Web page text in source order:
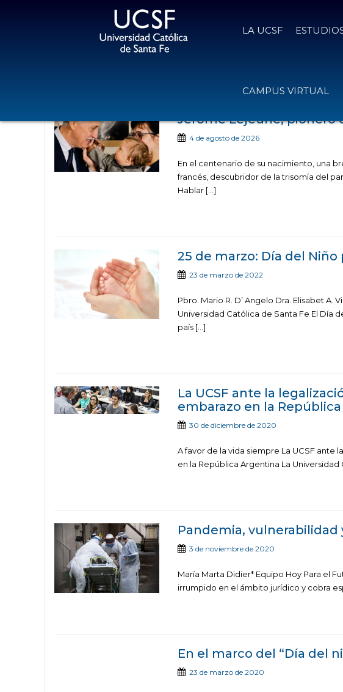
LA UCSF
CAMPUS VIRTUAL
Jérôme Lejeune, pionero
4 de agosto de 2026
En el centenario de su nacimiento, una
francés, descubridor de la trisomía del
Hablar […]
25 de marzo: Día del Niño
23 de marzo de 2022
Pbro. Mario R. D’ Angelo Dra. Elisabet A.
Universidad Católica de Santa Fe El Día
país […]
La UCSF ante la
embarazo en la
30 de diciembre de 2020
A favor de la vida siempre La UCSF
en la República Argentina La
Pandemia,
3 de noviembre de 2020
María Marta Didier* Equipo Hoy Para el
irrumpido en el ámbito jurídico y cobra
En el marco del “Día del
23 de marzo de 2020